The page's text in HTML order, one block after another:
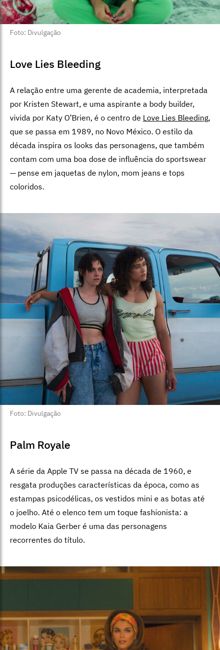
Foto: Divulgação
Love Lies Bleeding
A relação entre uma gerente de academia, interpretada
por Kristen Stewart, e uma aspirante a body builder,
vivida por Katy O’Brien, é o centro de Love Lies Bleeding,
que se passa em 1989, no Novo México. O estilo da
década inspira os looks das personagens, que também
contam com uma boa dose de influência do sportswear
— pense em jaquetas de nylon, mom jeans e tops
coloridos.
Foto: Divulgação
Palm Royale
A série da Apple TV se passa na década de 1960, e
resgata produções características da época, como as
estampas psicodélicas, os vestidos mini e as botas até
o joelho. Até o elenco tem um toque fashionista: a
modelo Kaia Gerber é uma das personagens
recorrentes do título.